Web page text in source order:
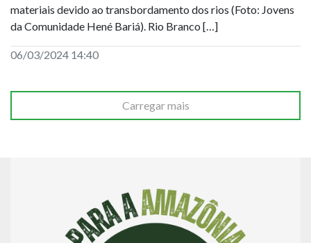
materiais devido ao transbordamento dos rios (Foto: Jovens
da Comunidade Hené Bariá). Rio Branco […]
06/03/2024 14:40
Carregar mais